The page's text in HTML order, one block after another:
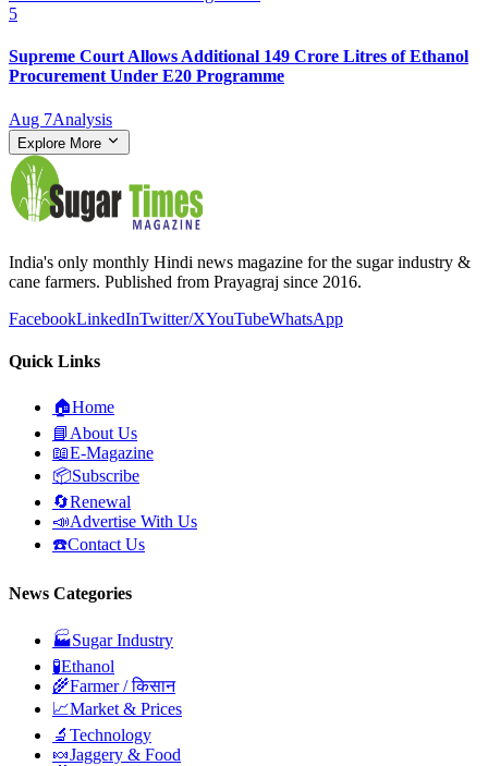
5
Supreme Court Allows Additional 149 Crore Litres of Ethanol
Procurement Under E20 Programme
Aug 7Analysis
Explore More
India's only monthly Hindi news magazine for the sugar industry &
cane farmers. Published from Prayagraj since 2016.
FacebookLinkedInTwitter/XYouTubeWhatsApp
Quick Links
🏠Home
📘 About Us
📖E-Magazine
📦Subscribe
🔄Renewal
📣Advertise With Us
☎️Contact Us
News Categories
🏭Sugar Industry
🧪Ethanol
🌾Farmer / किसान
📈Market & Prices
🔬 Technology
🍬Jaggery & Food